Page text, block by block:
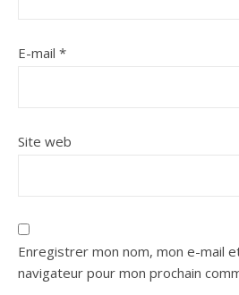
E-mail *
Site web
Enregistrer mon nom, mon e-mail
navigateur pour mon prochain